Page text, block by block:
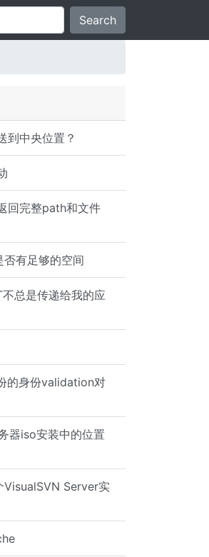
Search
到中央位置？
回完整path和文件
有足够的空间
不总是传递给我的应
的身份validation对
器iso安装中的位置
VisualSVN Server实
/home/udi/2.txt (date)(size)